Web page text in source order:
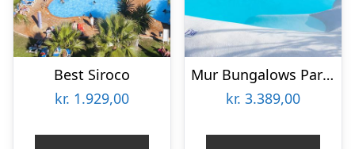
Best Siroco
kr. 1.929,00
Mur Bungalows Parque Romantico
kr. 3.389,00